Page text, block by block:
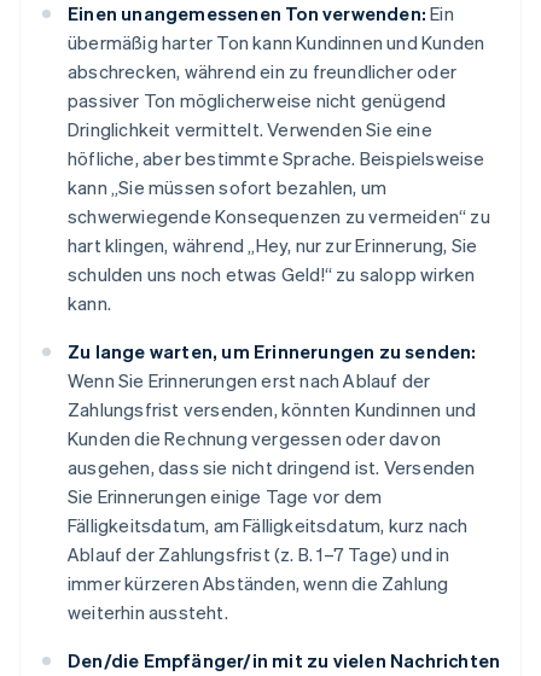
Einen unangemessenen Ton verwenden: Ein
übermäßig harter Ton kann Kundinnen und Kunden
abschrecken, während ein zu freundlicher oder
passiver Ton möglicherweise nicht genügend
Dringlichkeit vermittelt. Verwenden Sie eine
höfliche, aber bestimmte Sprache. Beispielsweise
kann „Sie müssen sofort bezahlen, um
schwerwiegende Konsequenzen zu vermeiden“ zu
hart klingen, während „Hey, nur zur Erinnerung, Sie
schulden uns noch etwas Geld!“ zu salopp wirken
kann.
Zu lange warten, um Erinnerungen zu senden:
Wenn Sie Erinnerungen erst nach Ablauf der
Zahlungsfrist versenden, könnten Kundinnen und
Kunden die Rechnung vergessen oder davon
ausgehen, dass sie nicht dringend ist. Versenden
Sie Erinnerungen einige Tage vor dem
Fälligkeitsdatum, am Fälligkeitsdatum, kurz nach
Ablauf der Zahlungsfrist (z. B. 1–7 Tage) und in
immer kürzeren Abständen, wenn die Zahlung
weiterhin aussteht.
Den/die Empfänger/in mit zu vielen Nachrichten